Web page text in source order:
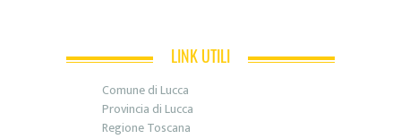
LINK UTILI
Comune di Lucca
Provincia di Lucca
Regione Toscana